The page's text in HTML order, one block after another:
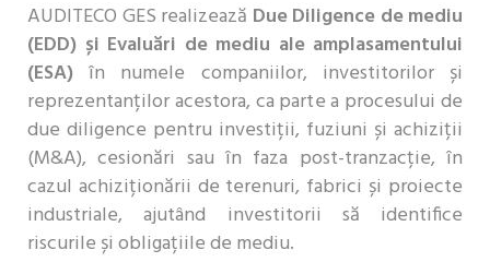
AUDITECO GES realizează Due Diligence de mediu
(EDD) și Evaluări de mediu ale amplasamentului
(ESA) în numele companiilor, investitorilor și
reprezentanților acestora, ca parte a procesului de
due diligence pentru investiții, fuziuni și achiziții
(M&A), cesionări sau în faza post-tranzacție, în
cazul achiziționării de terenuri, fabrici și proiecte
industriale, ajutând investitorii să identifice
riscurile și obligațiile de mediu.